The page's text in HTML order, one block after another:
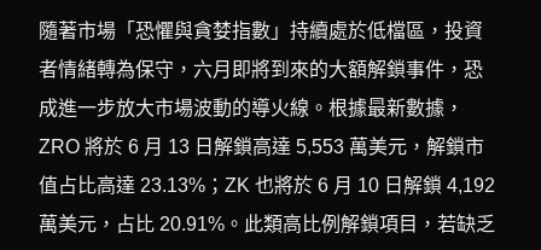
隨著市場「恐懼與貪婪指數」持續處於低檔區，投資
者情緒轉為保守，六月即將到來的大額解鎖事件，恐
成進一步放大市場波動的導火線。根據最新數據，
ZRO 將於 6 月 13 日解鎖高達 5,553 萬美元，解鎖市
值占比高達 23.13%；ZK 也將於 6 月 10 日解鎖 4,192
萬美元，占比 20.91%。此類高比例解鎖項目，若缺乏